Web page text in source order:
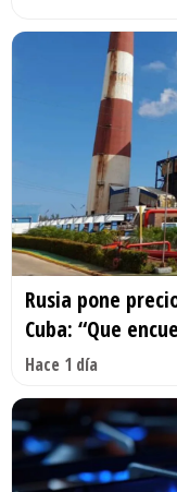
Rusia pone
Cuba: “Que
Hace 1 día